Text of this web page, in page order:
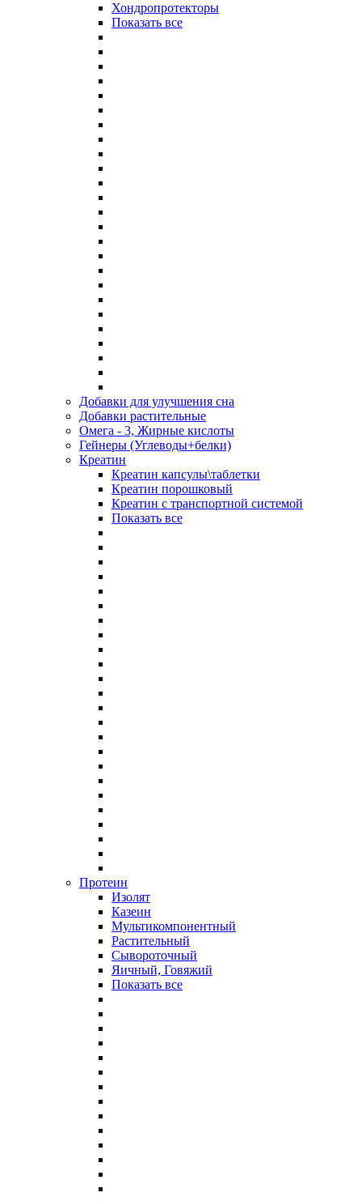
Хондропротекторы
Показать все
Добавки для улучшения сна
Добавки растительные
Омега - 3, Жирные кислоты
Гейнеры (Углеводы+белки)
Креатин
Креатин капсулы\таблетки
Креатин порошковый
Креатин с транспортной системой
Показать все
Протеин
Изолят
Казеин
Мультикомпонентный
Растительный
Сывороточный
Яичный, Говяжий
Показать все